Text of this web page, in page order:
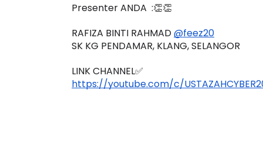
Presenter ANDA  :👏👏
RAFIZA BINTI RAHMAD @feez20
SK KG PENDAMAR, KLANG, SELANGOR
LINK CHANNEL✅
https://youtube.com/c/